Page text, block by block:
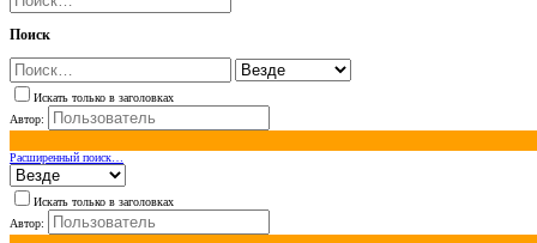
Поиск
Искать только в заголовках
Автор:
Расширенный поиск…
Искать только в заголовках
Автор: